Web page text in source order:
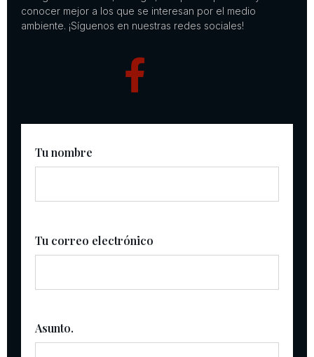
conocer mejor a los que se interesan por el medio
ambiente. ¡Síguenos en nuestras redes sociales!
Tu nombre
Tu correo electrónico
Asunto.